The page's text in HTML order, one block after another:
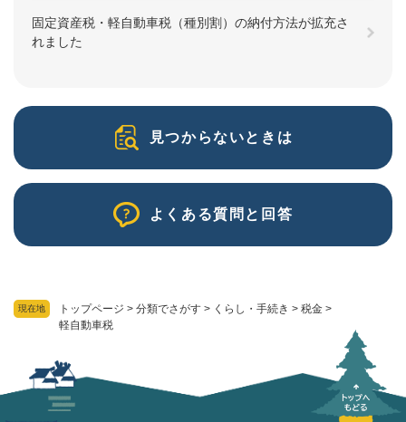
現在地 トップページ > 分類でさがす > くらし・手続き > 税金 >
軽自動車税
固定資産税・軽自動車税（種別割）の納付方法が拡充さ
れました
見つからないときは
よくある質問と回答